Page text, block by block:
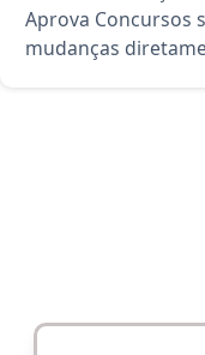
Aprova Concursos
mudanças